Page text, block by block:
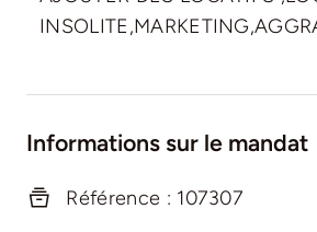
Informations sur le mandat
Référence : 107307